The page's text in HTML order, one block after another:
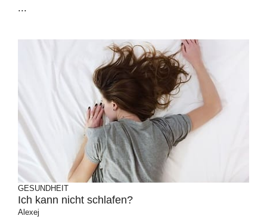
...
GESUNDHEIT
Ich kann nicht schlafen?
Alexej